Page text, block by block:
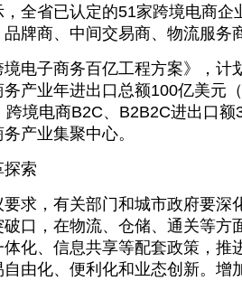
全省已认定的51家跨境电商企
牌商、中间交易商、物流服务
子商务百亿工程方案》，计
产业年进出口总额100亿美元
境电商B2C、B2B2C进出口
产业集聚中心。
索
，有关部门和城市政府要深
口，在物流、仓储、通关等方
化、信息共享等配套政策，推
由化、便利化和业态创新。增